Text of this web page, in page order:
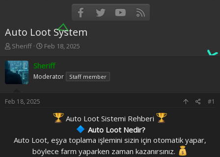
FacebookTwitter youtube
Auto Loot System
T
r
e
s
e
Sheriff
S
a
r
t
Feb 18, 2025
Sheriff
Moderator Staff member
Feb 18, 2025 #1
Auto Loot Sistemi Rehberi
Auto Loot Nedir?
Auto Loot, eşya toplama işlemini sizin için otomatik yapar,
böylece farm yaparken zaman kazanırsınız.